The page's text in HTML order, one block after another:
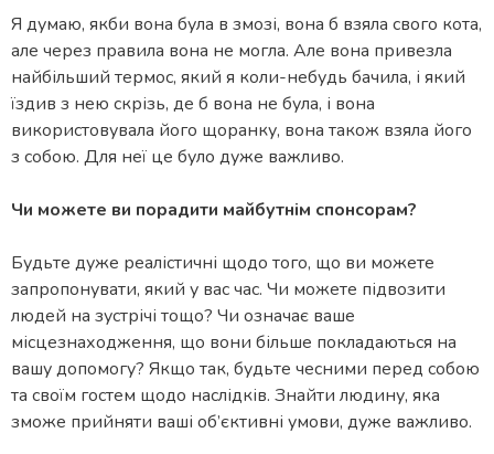
Я думаю, якби вона була в змозі, вона б взяла свого кота,
але через правила вона не могла. Але вона привезла
найбільший термос, який я коли-небудь бачила, і який
їздив з нею скрізь, де б вона не була, і вона
використовувала його щоранку, вона також взяла його
з собою. Для неї це було дуже важливо.
Чи можете ви порадити майбутнім спонсорам?
Будьте дуже реалістичні щодо того, що ви можете
запропонувати, який у вас час. Чи можете підвозити
людей на зустрічі тощо? Чи означає ваше
місцезнаходження, що вони більше покладаються на
вашу допомогу? Якщо так, будьте чесними перед собою
та своїм гостем щодо наслідків. Знайти людину, яка
зможе прийняти ваші об’єктивні умови, дуже важливо.